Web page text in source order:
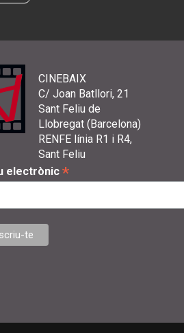
CINEBAIX
C/ Joan Batllori, 21
Sant Feliu de
Llobregat (Barcelona)
RENFE línia R1 i R4,
Sant Feliu
electrònic *